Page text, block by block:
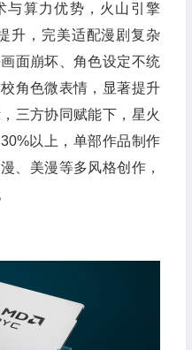
与算力优势，火山引擎
升，完美适配漫剧复杂
面崩坏、角色设定不统
角色微表情，显著提升
三方协同赋能下，星火
以上，单部作品制作
、美漫等多风格创作，